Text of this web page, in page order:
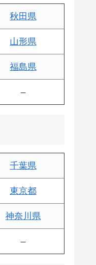
秋田県
山形県
福島県
–
千葉県
東京都
神奈川県
–